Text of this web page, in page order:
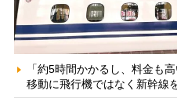
「約5時間かかるし、料金も
移動に飛行機ではなく新幹線